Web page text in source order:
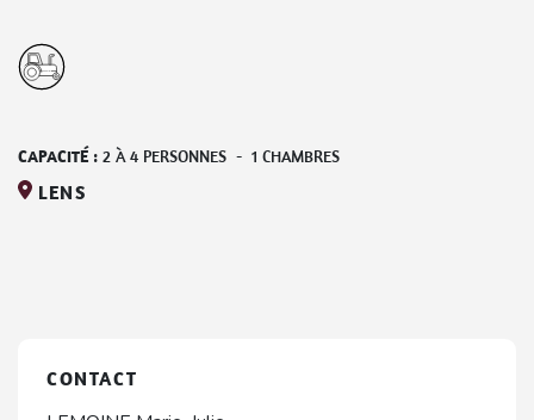
CAPACITÉ : 2 À4 PERSONNES - 1 CHAMBRES
LENS
CONTACT